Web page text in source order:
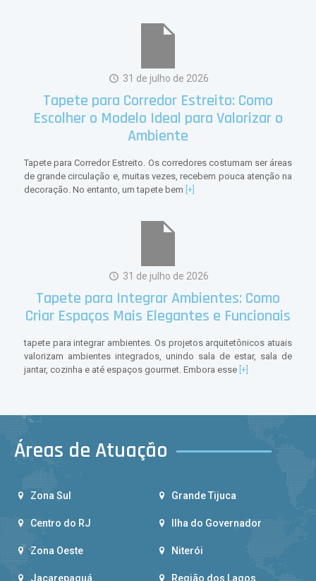
31 de julho de 2026
Tapete para Corredor Estreito: Como
Escolher o Modelo Ideal para Valorizar o
Ambiente
Tapete para Corredor Estreito. Os corredores costumam ser áreas
de grande circulação e, muitas vezes, recebem pouca atenção na
decoração. No entanto, um tapete bem [+]
31 de julho de 2026
Tapete para Integrar Ambientes: Como
Criar Espaços Mais Elegantes e Funcionais
tapete para integrar ambientes. Os projetos arquitetônicos atuais
valorizam ambientes integrados, unindo sala de estar, sala de
jantar, cozinha e até espaços gourmet. Embora esse [+]
Áreas de Atuação
Zona Sul
Centro do RJ
Zona Oeste
Jacarepaguá
Grande Tijuca
Ilha do Governador
Niterói
Região dos Lagos